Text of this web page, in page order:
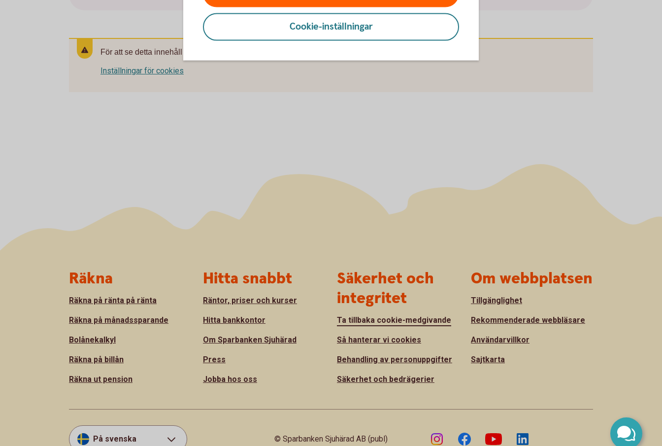
För att se detta innehåll behöver du först godkänna cookies för Funktioner, prestanda och statistik.
Inställningar för cookies
Cookie-inställningar
Räkna
Räkna på ränta på ränta
Räkna på månadssparande
Bolånekalkyl
Räkna på billån
Räkna ut pension
Hitta snabbt
Räntor, priser och kurser
Hitta bankkontor
Om Sparbanken Sjuhärad
Press
Jobba hos oss
Säkerhet och
integritet
Ta tillbaka cookie-medgivande
Så hanterar vi cookies
Behandling av personuppgifter
Säkerhet och bedrägerier
Om webbplatsen
Tillgänglighet
Rekommenderade webbläsare
Användarvillkor
Sajtkarta
På svenska © Sparbanken Sjuhärad AB (publ)